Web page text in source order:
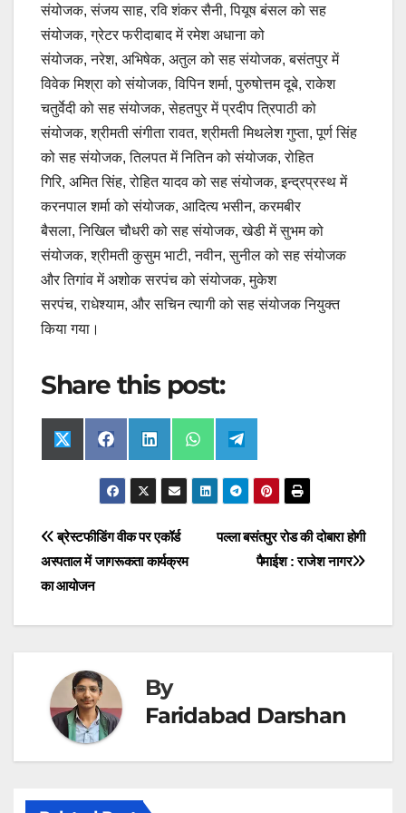
संयोजक, संजय साह, रवि शंकर सैनी, पियूष बंसल को सह
संयोजक, ग्रेटर फरीदाबाद में रमेश अधाना को
संयोजक, नरेश, अभिषेक, अतुल को सह संयोजक, बसंतपुर में
विवेक मिश्रा को संयोजक, विपिन शर्मा, पुरुषोत्तम दूबे, राकेश
चतुर्वेदी को सह संयोजक, सेहतपुर में प्रदीप त्रिपाठी को
संयोजक, श्रीमती संगीता रावत, श्रीमती मिथलेश गुप्ता, पूर्ण सिंह
को सह संयोजक, तिलपत में नितिन को संयोजक, रोहित
गिरि, अमित सिंह, रोहित यादव को सह संयोजक, इन्द्रप्रस्थ में
करनपाल शर्मा को संयोजक, आदित्य भसीन, करमबीर
बैसला, निखिल चौधरी को सह संयोजक, खेडी में सुभम को
संयोजक, श्रीमती कुसुम भाटी, नवीन, सुनील को सह संयोजक
और तिगांव में अशोक सरपंच को संयोजक, मुकेश
सरपंच, राधेश्याम, और सचिन त्यागी को सह संयोजक नियुक्त
किया गया।
Share this post:
Share
on
X
(
t
e
r
)
Share
on
F
a
e
b
o
k
Share
on
L
i
n
e
I
n
Share
on
W
h
t
s
Share
on
T
e
l
g
a
m
Post
navigation
पल्ला बसंतपुर रोड की दोबारा होगी
पैमाईश : राजेश नागर
ब्रेस्टफीडिंग वीक पर एकॉर्ड
अस्पताल में जागरूकता कार्यक्रम
का आयोजन
By
Faridabad Darshan